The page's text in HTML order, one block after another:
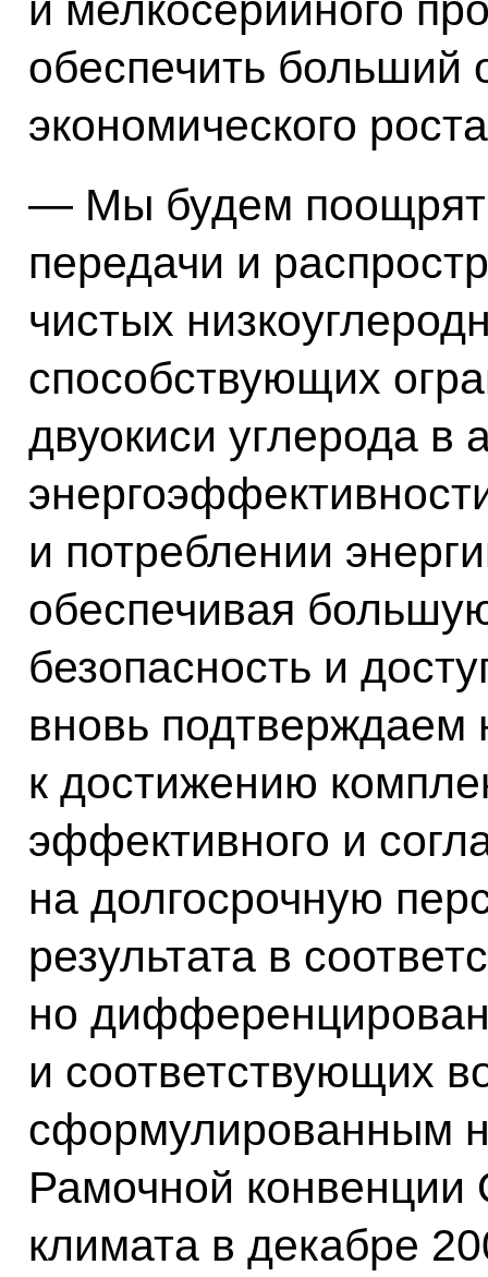
обеспечить больший
экономического
— Мы будем
передачи и
чистых
способствующих
двуокиси углерода
и потреблении
обеспечивая
безопасность и
вновь
к достижению
эффективного и
на долгосрочную
результата в
но
и соответствующих
сформулированным
Рамочной
климата в декабре